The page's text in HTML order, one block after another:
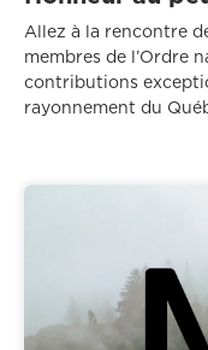
Allez à la rencontre
membres de l’Ordre
contributions
rayonnement du